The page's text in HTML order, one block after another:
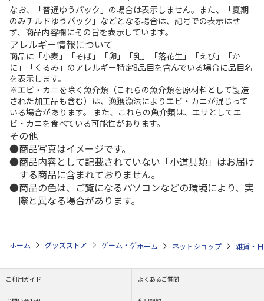
なお、「普通ゆうパック」の場合は表示しません。また、「夏期
のみチルドゆうパック」などとなる場合は、記号での表示はせ
ず、商品内容欄にその旨を表示しています。
アレルギー情報について
商品に「小麦」「そば」「卵」「乳」「落花生」「えび」「か
に」「くるみ」のアレルギー特定8品目を含んでいる場合に品目名
を表示します。
※エビ・カニを除く魚介類（これらの魚介類を原材料として製造
された加工品も含む）は、漁獲漁法によりエビ・カニが混じって
いる場合があります。 また、これらの魚介類は、エサとしてエ
ビ・カニを食べている可能性があります。
その他
商品写真はイメージです。
商品内容として記載されていない「小道具類」はお届け
する商品に含まれておりません。
商品の色は、ご覧になるパソコンなどの環境により、実
際と異なる場合があります。
ホーム グッズストア ゲーム・ゲームキャラクター 英雄伝説 軌跡シ
ホーム ネットショップ 雑貨・
ご利用ガイド よくあるご質問